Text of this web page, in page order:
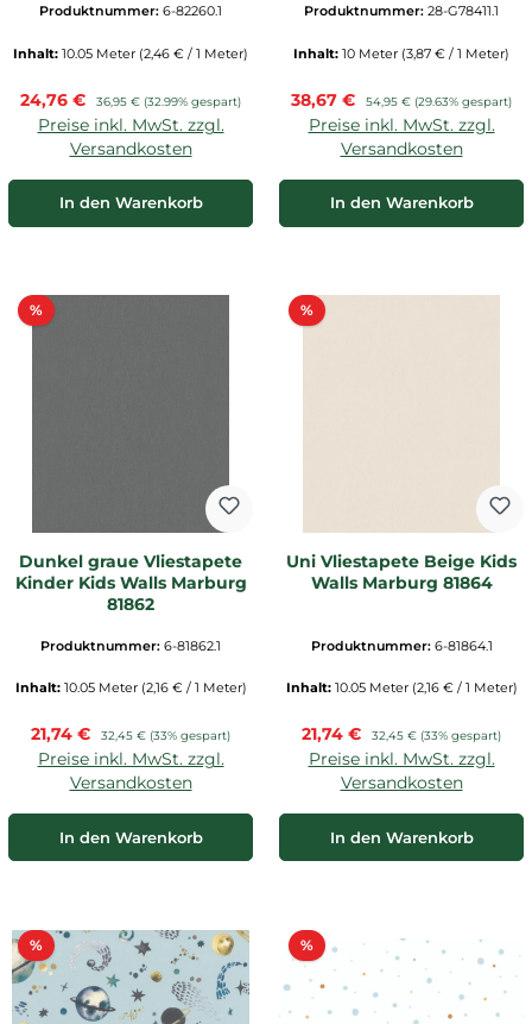
Produktnummer: 6-82260.1
Inhalt: 10.05 Meter (2,46 € / 1 Meter)
Verkaufspreis:
24,76 € Regulärer Preis:
36,95 € (32.99% gespart)
Preise inkl. MwSt. zzgl.
Versandkosten
In den Warenkorb
Produktnummer: 28-G78411.1
Inhalt: 10 Meter (3,87 € / 1 Meter)
Verkaufspreis:
38,67 € Regulärer Preis:
54,95 € (29.63% gespart)
Preise inkl. MwSt. zzgl.
Versandkosten
In den Warenkorb
%Rabatt
Dunkel graue Vliestapete
Kinder Kids Walls Marburg
81862
Produktnummer: 6-81862.1
Inhalt: 10.05 Meter (2,16 € / 1 Meter)
Verkaufspreis:
21,74 € Regulärer Preis:
32,45 € (33% gespart)
Preise inkl. MwSt. zzgl.
Versandkosten
In den Warenkorb
%Rabatt
Uni Vliestapete Beige Kids
Walls Marburg 81864
Produktnummer: 6-81864.1
Inhalt: 10.05 Meter (2,16 € / 1 Meter)
Verkaufspreis:
21,74 € Regulärer Preis:
32,45 € (33% gespart)
Preise inkl. MwSt. zzgl.
Versandkosten
In den Warenkorb
%Rabatt %Rabatt